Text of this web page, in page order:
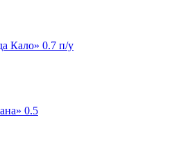
Кало» 0.7 п/у
0.5